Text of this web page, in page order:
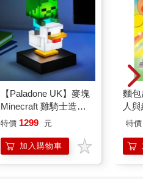
【Paladone UK】麥塊
Minecraft 雞騎士造型
ICON小夜燈
特價 1299 元
加入購物車
麵
人
平
特價